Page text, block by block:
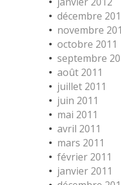
décembre
novembre
octobre 2011
septembre
août 2011
juillet 2011
juin 2011
mai 2011
avril 2011
mars 2011
février 2011
janvier 2011